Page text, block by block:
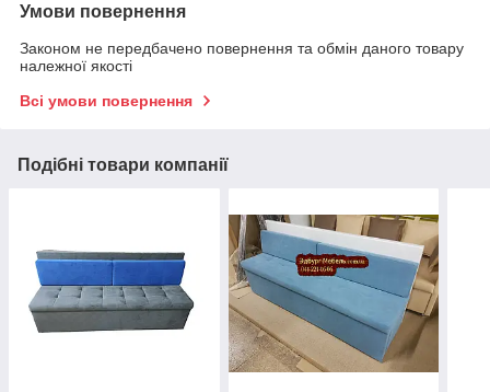
Умови повернення
Законом не передбачено повернення та обмін даного товару
належної якості
Всі умови повернення
Подібні товари компанії